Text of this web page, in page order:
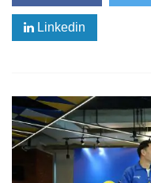
Linkedin